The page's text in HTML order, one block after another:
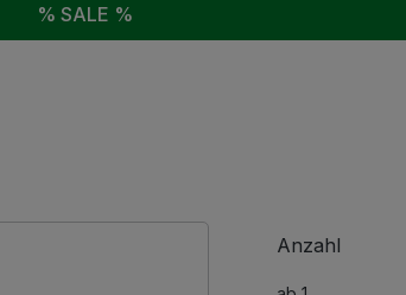
% SALE %
Anzahl